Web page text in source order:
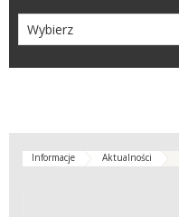
Informacje Aktualności